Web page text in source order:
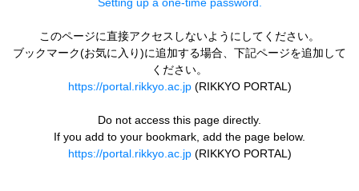
このページに直接アクセスしないようにしてください。
ブックマーク(お気に入り)に追加する場合、下記ページを追加して
ください。
https://portal.rikkyo.ac.jp(RIKKYO PORTAL)
Do not access this page directly.
If you add to your bookmark, add the page below.
https://portal.rikkyo.ac.jp(RIKKYO PORTAL)